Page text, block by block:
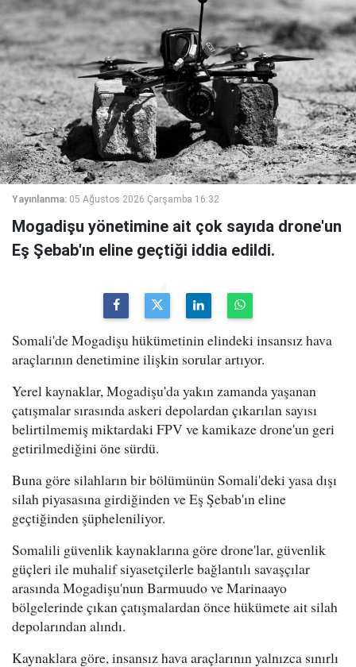
Yayınlanma: 05 Ağustos 2026 Çarşamba 16:32
Mogadişu yönetimine ait çok sayıda drone'un
Eş Şebab'ın eline geçtiği iddia edildi.
Somali'de Mogadişu hükümetinin elindeki insansız hava
araçlarının denetimine ilişkin sorular artıyor.
Yerel kaynaklar, Mogadişu'da yakın zamanda yaşanan
çatışmalar sırasında askeri depolardan çıkarılan sayısı
belirtilmemiş miktardaki FPV ve kamikaze drone'un geri
getirilmediğini öne sürdü.
Buna göre silahların bir bölümünün Somali'deki yasa dışı
silah piyasasına girdiğinden ve Eş Şebab'ın eline
geçtiğinden şüpheleniliyor.
Somalili güvenlik kaynaklarına göre drone'lar, güvenlik
güçleri ile muhalif siyasetçilerle bağlantılı savaşçılar
arasında Mogadişu'nun Barmuudo ve Marinaayo
bölgelerinde çıkan çatışmalardan önce hükümete ait silah
depolarından alındı.
Kaynaklara göre, insansız hava araçlarının yalnızca sınırlı